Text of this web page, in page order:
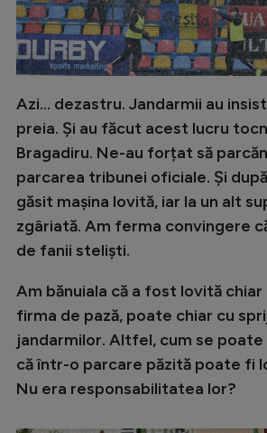
Azi... dezastru. Jandarmii au
preia. Și au făcut acest lucru
Bragadiru. Ne-au forțat să
parcarea tribunei oficiale. Și
găsit mașina lovită, iar la un alt
zgâriată. Am ferma convingere
de fanii steliști.
Am bănuiala că a fost lovită chiar
firma de pază, poate chiar cu
jandarmilor. Altfel, cum se
că într-o parcare păzită poate fi
Nu era responsabilitatea lor?